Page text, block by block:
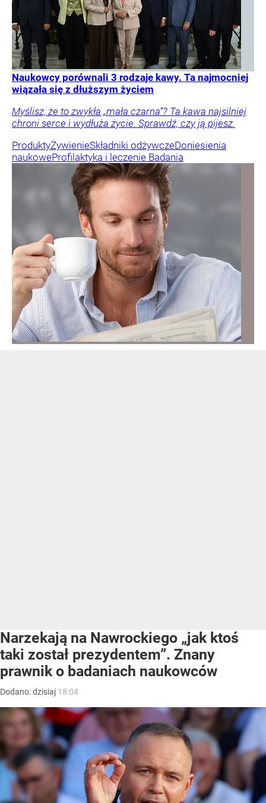
Naukowcy porównali 3 rodzaje kawy. Ta najmocniej
wiązała się z dłuższym życiem
Myślisz, że to zwykła „mała czarna”? Ta kawa najsilniej
chroni serce i wydłuża życie. Sprawdź, czy ją pijesz.
ProduktyŻywienieSkładniki odżywczeDoniesienia
naukoweProfilaktyka i leczenie Badania
Narzekają na Nawrockiego „jak ktoś
taki został prezydentem”. Znany
prawnik o badaniach naukowców
Dodano:dzisiaj 18:04